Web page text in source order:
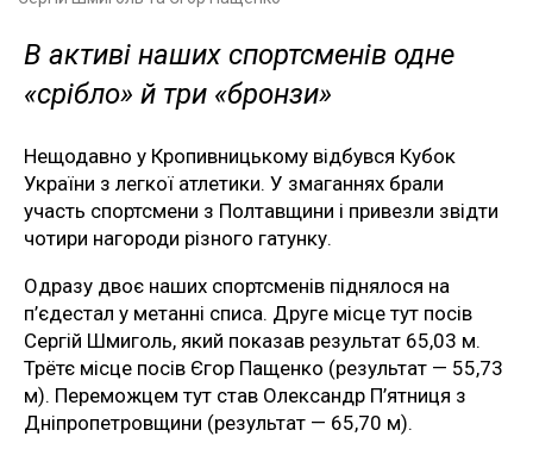
В активі наших спортсменів одне
«срібло» й три «бронзи»
Нещодавно у Кропивницькому відбувся Кубок
України з легкої атлетики. У змаганнях брали
участь спортсмени з Полтавщини і привезли звідти
чотири нагороди різного гатунку.
Одразу двоє наших спортсменів піднялося на
п’єдестал у метанні списа. Друге місце тут посів
Сергій Шмиголь, який показав результат 65,03 м.
Трётє місце посів Єгор Пащенко (результат — 55,73
м). Переможцем тут став Олександр П’ятниця з
Дніпропетровщини (результат — 65,70 м).